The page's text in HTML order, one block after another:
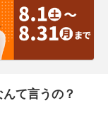
て言うの？